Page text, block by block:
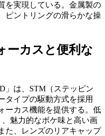
を実現している。金属製の
ピントリングの滑らかな操
ーカスと便利な
」は、STM（ステッピン
タイプの駆動方式を採用
ーカス機能を提供する。低
魅力的なボケ味と高い画
た、レンズのリアキャップ